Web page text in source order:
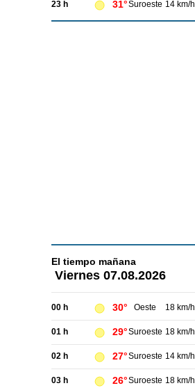
23 h 31°Suroeste 14 km/h
El tiempo mañana
Viernes 07.08.2026
00 h 30° Oeste 18 km/h
01 h 29°Suroeste 18 km/h
02 h 27°Suroeste 14 km/h
03 h 26°Suroeste 18 km/h